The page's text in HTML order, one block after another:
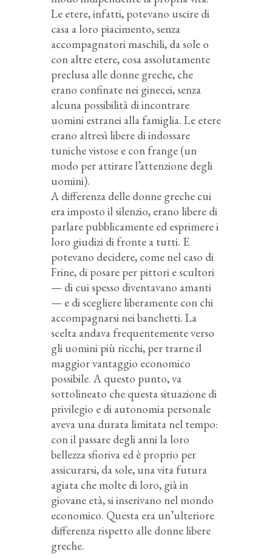
Le etere, infatti, potevano uscire di
casa a loro piacimento, senza
accompagnatori maschili, da sole o
con altre etere, cosa assolutamente
preclusa alle donne greche, che
erano confinate nei ginecei, senza
alcuna possibilità di incontrare
uomini estranei alla famiglia. Le etere
erano altresì libere di indossare
tuniche vistose e con frange (un
modo per attirare l’attenzione degli
uomini).
A differenza delle donne greche cui
era imposto il silenzio, erano libere di
parlare pubblicamente ed esprimere i
loro giudizi di fronte a tutti. E
potevano decidere, come nel caso di
Frine, di posare per pittori e scultori
— di cui spesso diventavano amanti
— e di scegliere liberamente con chi
accompagnarsi nei banchetti. La
scelta andava frequentemente verso
gli uomini più ricchi, per trarne il
maggior vantaggio economico
possibile. A questo punto, va
sottolineato che questa situazione di
privilegio e di autonomia personale
aveva una durata limitata nel tempo:
con il passare degli anni la loro
bellezza sfioriva ed è proprio per
assicurarsi, da sole, una vita futura
agiata che molte di loro, già in
giovane età, si inserivano nel mondo
economico. Questa era un’ulteriore
differenza rispetto alle donne libere
greche.